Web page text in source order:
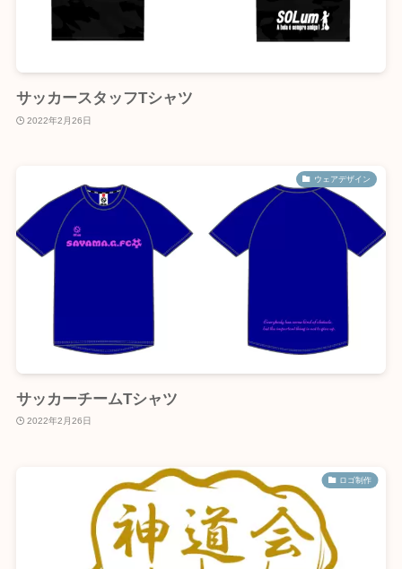
サッカースタッフTシャツ
2022年2月26日
ウェアデザイン
サッカーチームTシャツ
2022年2月26日
ロゴ制作